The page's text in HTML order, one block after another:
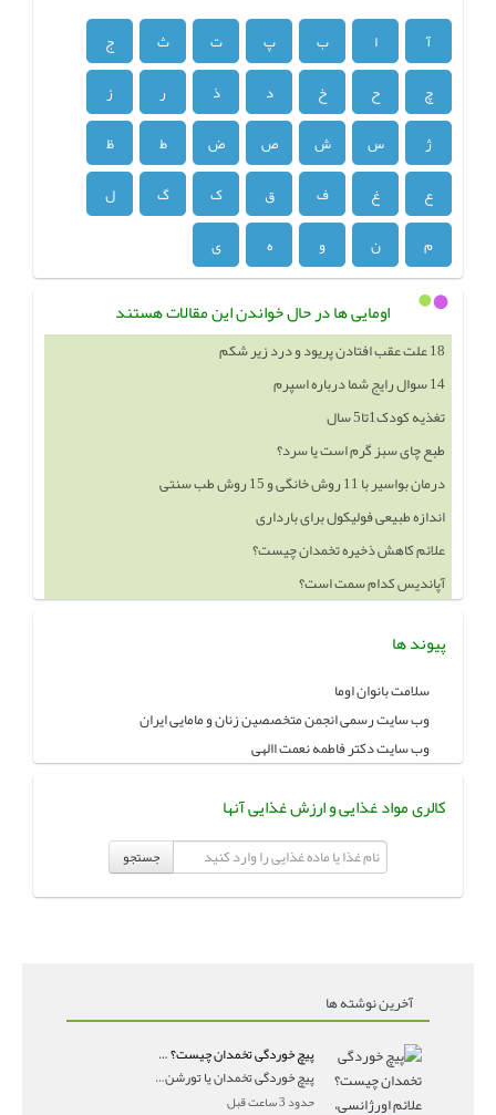
آ ا ب پ ت ث
ج
چ
ح خ د ذ ر
ز
ژ
س ش ص ض ط
ظ
ع
غ ف ق ک گ
ل
م
ن و ه ی
اومایی ها در حال خواندن این مقالات هستند
18 علت عقب افتادن پریود و درد زیر شکم
14 سوال رایج شما درباره اسپرم
تغذیه کودک1تا5 سال
طبع چای سبز گرم است یا سرد؟
درمان بواسیر با 11 روش خانگی و 15 روش طب سنتی
اندازه طبیعی فولیکول برای بارداری
علائم کاهش ذخیره تخمدان چیست؟
آپاندیس کدام سمت است؟
پیوند ها
سلامت بانوان اوما
وب سایت رسمی انجمن متخصصین زنان و مامایی ایران
وب سایت دکتر فاطمه نعمت االهی
کالری مواد غذایی و ارزش غذایی آنها
جستجو
آخرین نوشته ها
پیچ خوردگی تخمدان چیست؟ علائم اورژانسی، تشخیص و درمان تورشن تخمدان
پیچ خوردگی تخمدان یا تورشن تخمدان زمانی رخ می‌ده
حدود 3 ساعت قبل